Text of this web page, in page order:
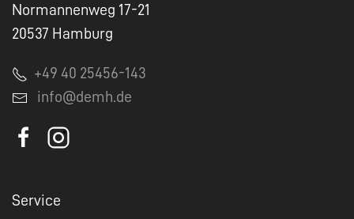
Normannenweg 17-21
20537 Hamburg
+49 40 25456-143
info@demh.de
Service